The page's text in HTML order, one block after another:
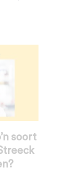
soort